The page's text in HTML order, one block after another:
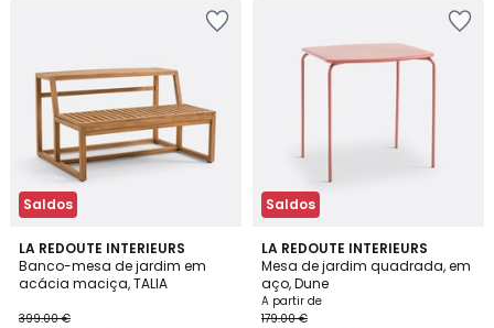
Saldos
LA REDOUTE INTERIEURS
Banco-mesa de jardim em
acácia maciça, TALIA
399.00 €
Saldos
LA REDOUTE INTERIEURS
Mesa de jardim quadrada, em
aço, Dune
A partir de
179.00 €
2,4
/ 5
2
Cores